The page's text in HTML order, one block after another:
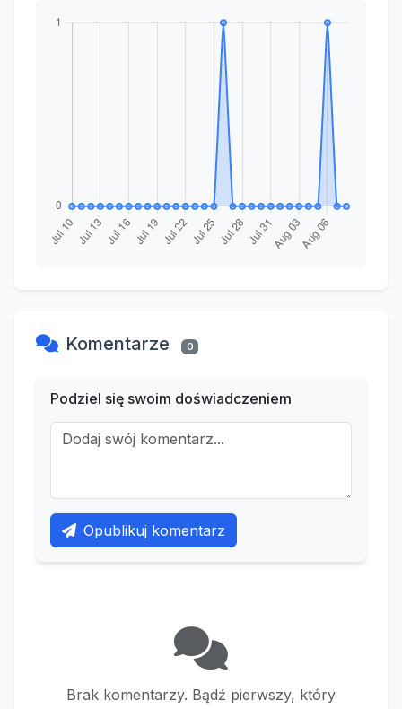
Komentarze 0
Podziel się swoim doświadczeniem
Opublikuj komentarz
Brak komentarzy. Bądź pierwszy, który